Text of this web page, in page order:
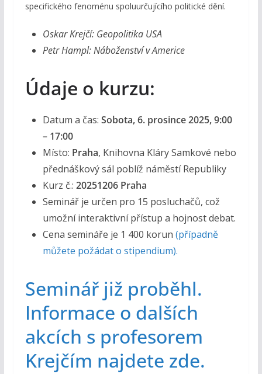
specifického fenoménu spoluurčujícího politické dění.
Oskar Krejčí: Geopolitika USA
Petr Hampl: Náboženství v Americe
Údaje o kurzu:
Datum a čas: Sobota, 6. prosince 2025, 9:00
– 17:00
Místo: Praha, Knihovna Kláry Samkové nebo
přednáškový sál poblíž náměstí Republiky
Kurz č.: 20251206 Praha
Seminář je určen pro 15 posluchačů, což
umožní interaktivní přístup a hojnost debat.
Cena semináře je 1 400 korun (případně
můžete požádat o stipendium).
Seminář již proběhl.
Informace o dalších
akcích s profesorem
Krejčím najdete zde.